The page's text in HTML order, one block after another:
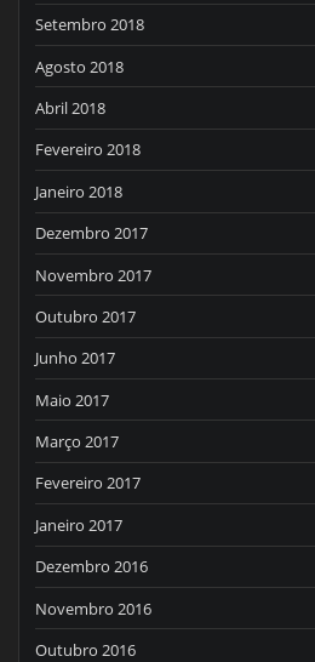
Setembro 2018
Agosto 2018
Abril 2018
Fevereiro 2018
Janeiro 2018
Dezembro 2017
Novembro 2017
Outubro 2017
Junho 2017
Maio 2017
Março 2017
Fevereiro 2017
Janeiro 2017
Dezembro 2016
Novembro 2016
Outubro 2016